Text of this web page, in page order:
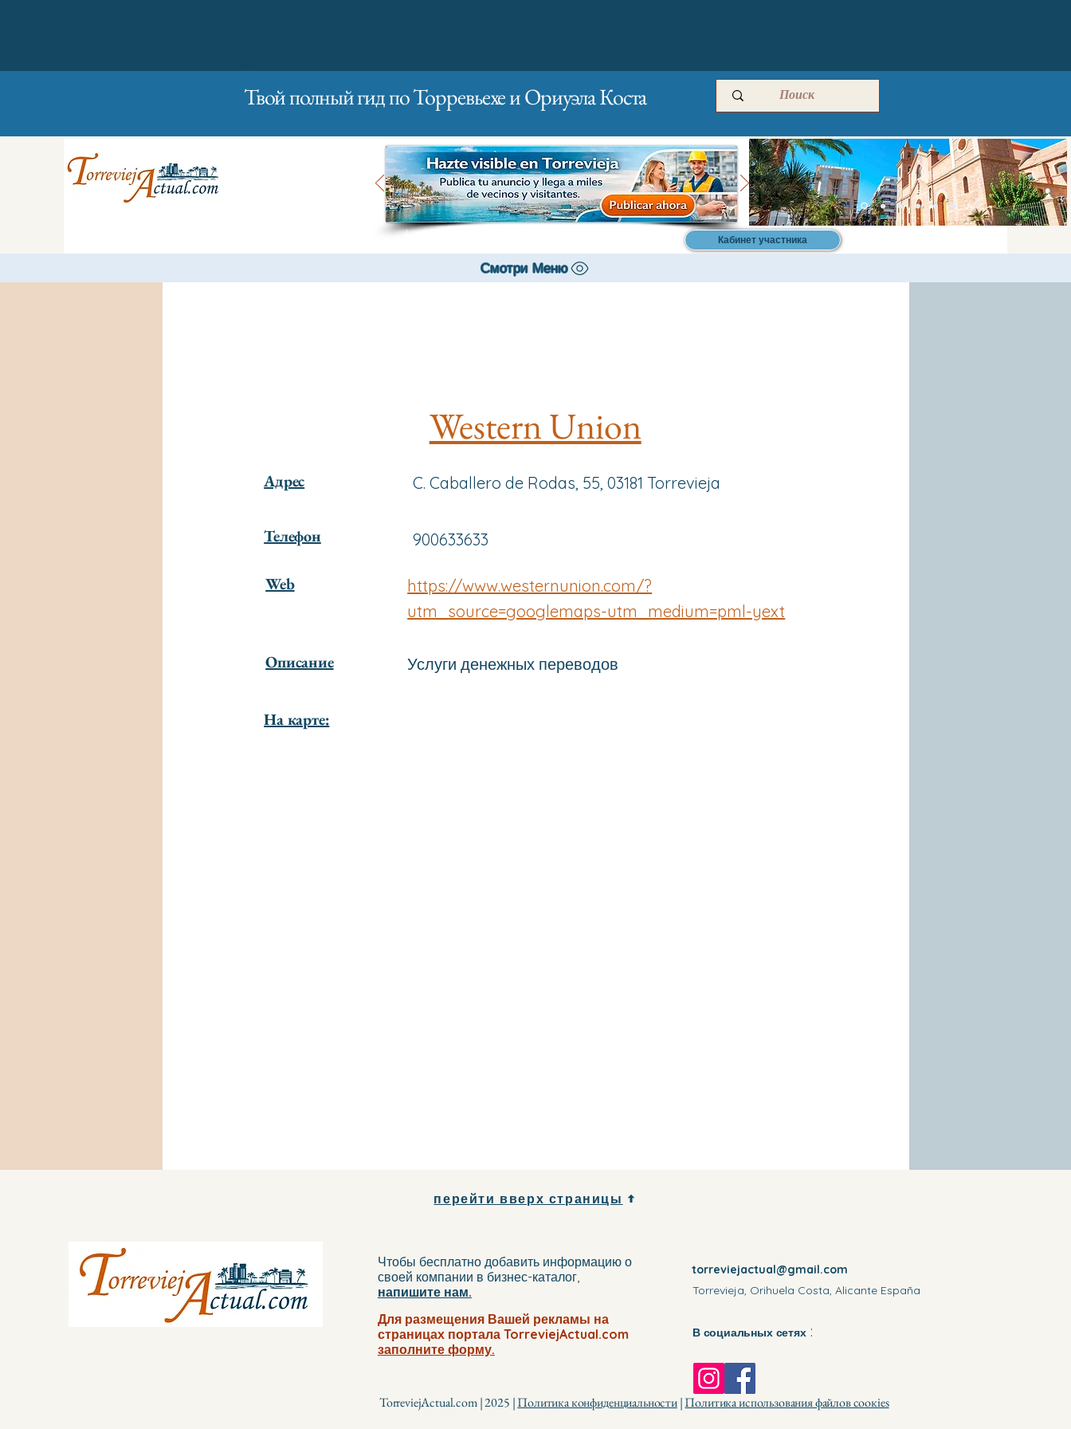
Твой полный гид по Торревьехе и Ориуэла Коста
Кабинет участника
Смотри Меню
Western Union
Адрес
Телефон
Web
Описание
C. Caballero de Rodas, 55, 03181 Torrevieja
900633633
https://www.westernunion.com/?
utm_source=googlemaps-utm_medium=pml-yext
Услуги денежных переводов
На карте:
перейти вверх страницы
Чтобы бесплатно добавить информацию о
своей компании в бизнес-каталог,
напишите нам.
Для размещения Вашей рекламы на
страницах портала TorreviejActual.com
заполните форму.
TorreviejActual.com | 2025 |Политика конфиденциальности|Политика использования файлов соокіеѕ
torreviejactual@gmail.com
Torrevieja, Orihuela Costa, Alicante España
В социальных сетях: